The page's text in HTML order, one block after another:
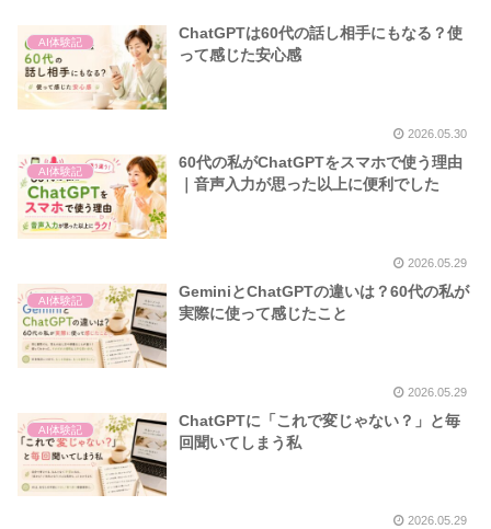
AI体験記
ChatGPTは60代の話し相手にもなる？使
って感じた安心感
2026.05.30
AI体験記
60代の私がChatGPTをスマホで使う理由
｜音声入力が思った以上に便利でした
2026.05.29
AI体験記
GeminiとChatGPTの違いは？60代の私が
実際に使って感じたこと
2026.05.29
AI体験記
ChatGPTに「これで変じゃない？」と毎
回聞いてしまう私
2026.05.29